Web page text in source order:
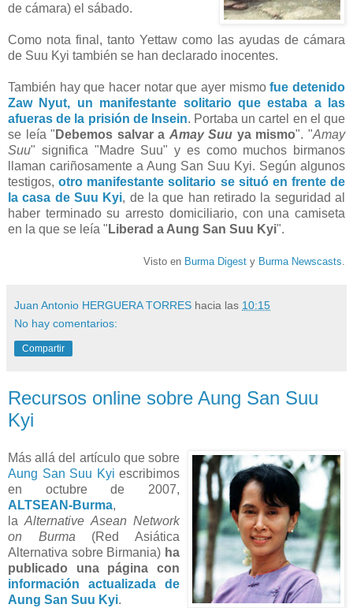
de cámara) el sábado.
Como nota final, tanto Yettaw como las ayudas de cámara
de Suu Kyi también se han declarado inocentes.
También hay que hacer notar que ayer mismofue detenido
Zaw Nyut, un manifestante solitario que estaba a las
afueras de la prisión de Insein. Portaba un cartel en el que
se leía " Debemos salvar a Amay Suu ya mismo". "Amay
Suu" significa "Madre Suu" y es como muchos birmanos
llaman cariñosamente a Aung San Suu Kyi. Según algunos
testigos,otro manifestante solitario se situó en frente de
la casa de Suu Kyi, de la que han retirado la seguridad al
haber terminado su arresto domiciliario, con una camiseta
en la que se leía " Liberad a Aung San Suu Kyi".
Visto en Burma Digest y Burma Newscasts
Juan Antonio HERGUERA TORRES hacia las 10:15
No hay comentarios:
Compartir
Recursos online sobre Aung San Suu
Kyi
Más allá del artículo que sobre
Aung San Suu Kyi escribimos
en octubre de 2007,
ALTSEAN-Burma,
laAlternative Asean Network
on Burma (Red Asiática
Alternativa sobre Birmania) ha
publicado una página con
información actualizada de
Aung San Suu Kyi.